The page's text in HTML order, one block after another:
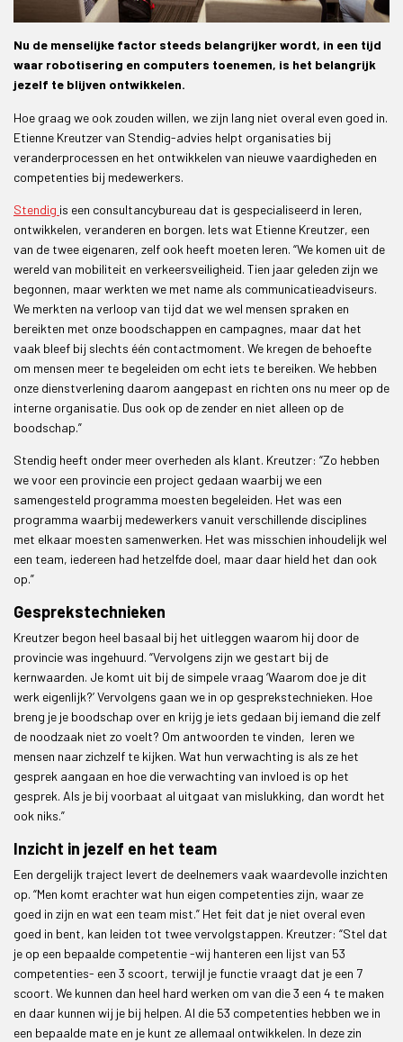
Nu de menselijke factor steeds belangrijker wordt, in een tijd
waar robotisering en computers toenemen, is het belangrijk
jezelf te blijven ontwikkelen.
Hoe graag we ook zouden willen, we zijn lang niet overal even goed in.
Etienne Kreutzer van Stendig-advies helpt organisaties bij
veranderprocessen en het ontwikkelen van nieuwe vaardigheden en
competenties bij medewerkers.
Stendig is een consultancybureau dat is gespecialiseerd in leren,
ontwikkelen, veranderen en borgen. Iets wat Etienne Kreutzer, een
van de twee eigenaren, zelf ook heeft moeten leren. “We komen uit de
wereld van mobiliteit en verkeersveiligheid. Tien jaar geleden zijn we
begonnen, maar werkten we met name als communicatieadviseurs.
We merkten na verloop van tijd dat we wel mensen spraken en
bereikten met onze boodschappen en campagnes, maar dat het
vaak bleef bij slechts één contactmoment. We kregen de behoefte
om mensen meer te begeleiden om echt iets te bereiken. We hebben
onze dienstverlening daarom aangepast en richten ons nu meer op de
interne organisatie. Dus ook op de zender en niet alleen op de
boodschap.”
Stendig heeft onder meer overheden als klant. Kreutzer: “Zo hebben
we voor een provincie een project gedaan waarbij we een
samengesteld programma moesten begeleiden. Het was een
programma waarbij medewerkers vanuit verschillende disciplines
met elkaar moesten samenwerken. Het was misschien inhoudelijk wel
een team, iedereen had hetzelfde doel, maar daar hield het dan ook
op.”
Gesprekstechnieken
Kreutzer begon heel basaal bij het uitleggen waarom hij door de
provincie was ingehuurd. “Vervolgens zijn we gestart bij de
kernwaarden. Je komt uit bij de simpele vraag ‘Waarom doe je dit
werk eigenlijk?’ Vervolgens gaan we in op gesprekstechnieken. Hoe
breng je je boodschap over en krijg je iets gedaan bij iemand die zelf
de noodzaak niet zo voelt? Om antwoorden te vinden, leren we
mensen naar zichzelf te kijken. Wat hun verwachting is als ze het
gesprek aangaan en hoe die verwachting van invloed is op het
gesprek. Als je bij voorbaat al uitgaat van mislukking, dan wordt het
ook niks.”
Inzicht in jezelf en het team
Een dergelijk traject levert de deelnemers vaak waardevolle inzichten
op. “Men komt erachter wat hun eigen competenties zijn, waar ze
goed in zijn en wat een team mist.” Het feit dat je niet overal even
goed in bent, kan leiden tot twee vervolgstappen. Kreutzer: “Stel dat
je op een bepaalde competentie -wij hanteren een lijst van 53
competenties- een 3 scoort, terwijl je functie vraagt dat je een 7
scoort. We kunnen dan heel hard werken om van die 3 een 4 te maken
en daar kunnen wij je bij helpen. Al die 53 competenties hebben we in
een bepaalde mate en je kunt ze allemaal ontwikkelen. In deze zin